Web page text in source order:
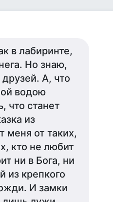
в лабиринте,
Но знаю,
А, что
водою
что станет
из
меня от таких,
кто не любит
ни в Бога, ни
из крепкого
И замки